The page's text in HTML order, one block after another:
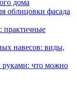
дома
облицовки фасада
практичные
навесов: виды,
руками: что можно